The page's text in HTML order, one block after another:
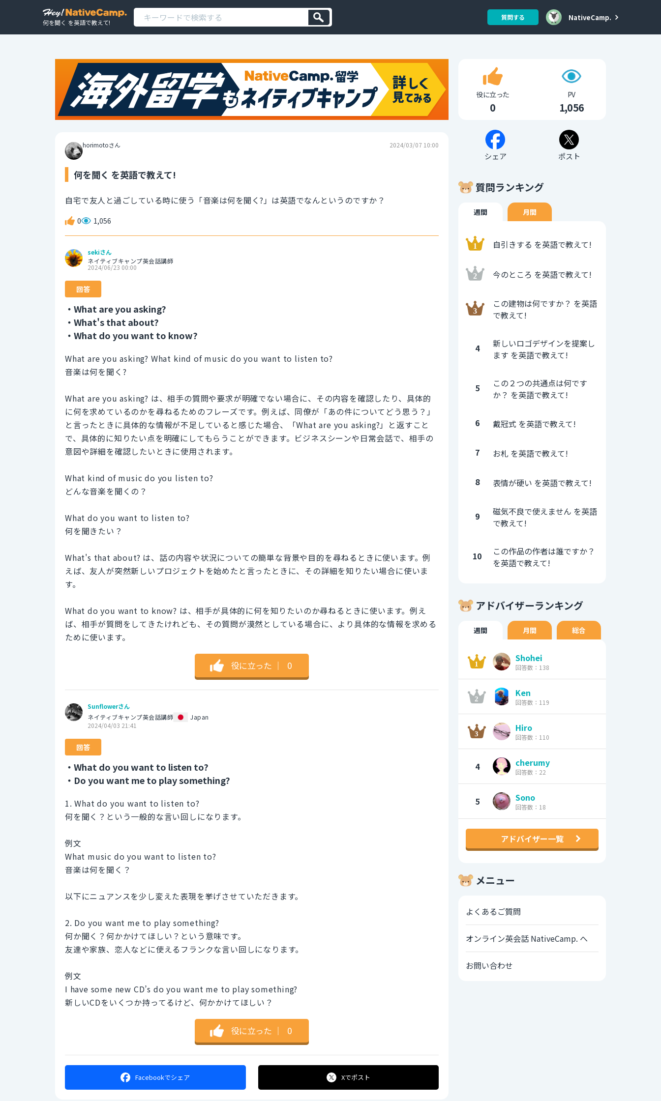
何を聞く を英語で教えて!
質問する NativeCamp.
horimotoさん 2024/03/07 10:00
何を聞く を英語で教えて!
自宅で友人と過ごしている時に使う「音楽は何を聞く?」は英語でなんというのですか？
0 1,056
sekiさん
ネイティブキャンプ英会話講師
2024/06/23 00:00
回答
・What are you asking?
・What's that about?
・What do you want to know?
What are you asking? What kind of music do you want to listen to?
音楽は何を聞く?
What are you asking? は、相手の質問や要求が明確でない場合に、その内容を確認したり、具体的
に何を求めているのかを尋ねるためのフレーズです。例えば、同僚が「あの件についてどう思う？」
と言ったときに具体的な情報が不足していると感じた場合、「What are you asking?」と返すこと
で、具体的に知りたい点を明確にしてもらうことができます。ビジネスシーンや日常会話で、相手の
意図や詳細を確認したいときに使用されます。
What kind of music do you listen to?
どんな音楽を聞くの？
What do you want to listen to?
何を聞きたい？
What's that about? は、話の内容や状況についての簡単な背景や目的を尋ねるときに使います。例
えば、友人が突然新しいプロジェクトを始めたと言ったときに、その詳細を知りたい場合に使いま
す。
What do you want to know? は、相手が具体的に何を知りたいのか尋ねるときに使います。例え
ば、相手が質問をしてきたけれども、その質問が漠然としている場合に、より具体的な情報を求める
ために使います。
役に立った ｜ 0
Sunflowerさん
ネイティブキャンプ英会話講師
Japan
2024/04/03 21:41
回答
・What do you want to listen to?
・Do you want me to play something?
1. What do you want to listen to?
何を聞く？という一般的な言い回しになります。
例文
What music do you want to listen to?
音楽は何を聞く？
以下にニュアンスを少し変えた表現を挙げさせていただきます。
2. Do you want me to play something?
何か聞く？何かかけてほしい？という意味です。
友達や家族、恋人などに使えるフランクな言い回しになります。
例文
I have some new CD’s do you want me to play something?
新しいCDをいくつか持ってるけど、何かかけてほしい？
役に立った ｜ 0
Facebookでシェア Xでポスト
役に立った
0
PV
1,056
シェア ポスト
質問ランキング
週間 月間
自引きする を英語で教えて!
今のところ を英語で教えて!
この建物は何ですか？ を英語
で教えて!
4
新しいロゴデザインを提案し
ます を英語で教えて!
5
この２つの共通点は何です
か？ を英語で教えて!
6 戴冠式 を英語で教えて!
7 お札 を英語で教えて!
8 表情が硬い を英語で教えて!
9
磁気不良で使えません を英語
で教えて!
10
この作品の作者は誰ですか？
を英語で教えて!
アドバイザーランキング
週間 月間 総合
Shohei
回答数：138
Ken
回答数：119
Hiro
回答数：110
4 cherumy
回答数：22
5 Sono
回答数：18
アドバイザー一覧
メニュー
よくあるご質問
オンライン英会話 NativeCamp. へ
お問い合わせ